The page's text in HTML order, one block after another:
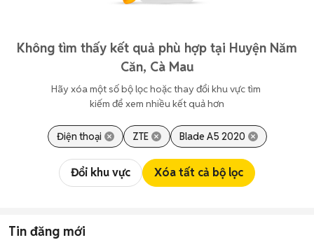
Không tìm thấy kết quả phù hợp tại Huyện Năm
Căn, Cà Mau
Hãy xóa một số bộ lọc hoặc thay đổi khu vực tìm
kiếm để xem nhiều kết quả hơn
Điện thoại ZTE Blade A5 2020
Đổi khu vực Xóa tất cả bộ lọc
Tin đăng mới